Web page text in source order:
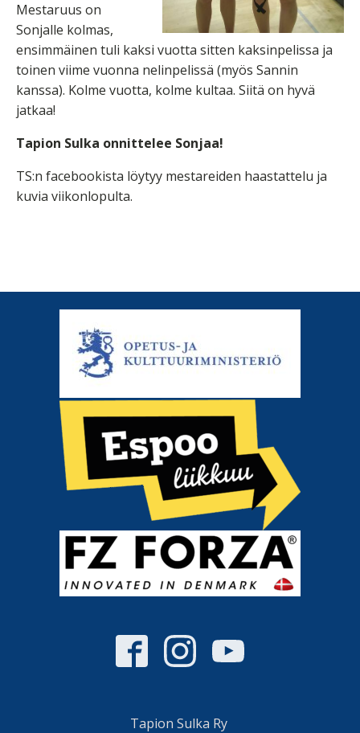
Mestaruus on
Sonjalle kolmas,
ensimmäinen tuli kaksi vuotta sitten kaksinpelissa ja
toinen viime vuonna nelinpelissä (myös Sannin
kanssa). Kolme vuotta, kolme kultaa. Siitä on hyvä
jatkaa!
Tapion Sulka onnittelee Sonjaa!
TS:n facebookista löytyy mestareiden haastattelu ja
kuvia viikonlopulta.
Tapion Sulka Ry